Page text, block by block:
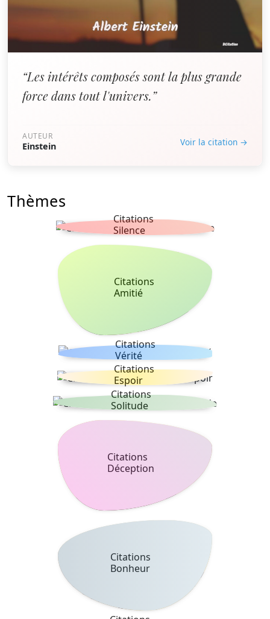
“Les intérêts composés sont la plus grande
force dans tout l'univers.”
AUTEUR
Einstein Voir la citation →
Thèmes
Citations
Silence
Citations
Amitié
Citations
Vérité
Citations
Espoir
Citations
Solitude
Citations
Déception
Citations
Bonheur